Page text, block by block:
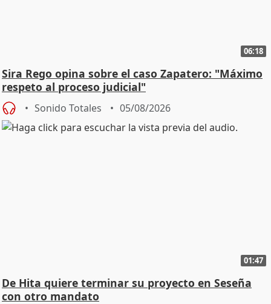
06:18
Sira Rego opina sobre el caso Zapatero: "Máximo
respeto al proceso judicial"
Sonido Totales 05/08/2026
01:47
De Hita quiere terminar su proyecto en Seseña
con otro mandato